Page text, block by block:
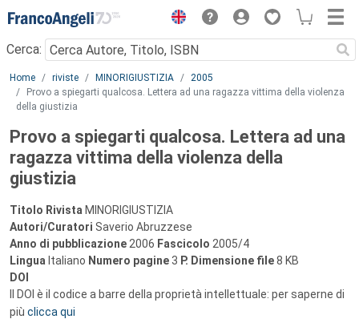
Menu
Cerca:
Main content
Home riviste MINORIGIUSTIZIA
2005
Provo a spiegarti qualcosa. Lettera ad una ragazza vittima della violenza
della giustizia
Provo a spiegarti qualcosa. Lettera ad una
ragazza vittima della violenza della
giustizia
Titolo Rivista MINORIGIUSTIZIA
Autori/Curatori Saverio Abruzzese
Anno di pubblicazione 2006 Fascicolo 2005/4
Lingua Italiano Numero pagine 3 P. Dimensione file8 KB
DOI
Il DOI è il codice a barre della proprietà intellettuale: per saperne di
più clicca qui